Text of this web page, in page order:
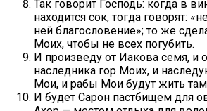
Так говорит Господь: когда в
находится сок, тогда говорят:
ней благословение»; то же
Моих, чтобы не всех погубить.
И произведу от Иакова семя, и
наследника гор Моих, и
Мои, и рабы Мои будут жить
И будет Сарон пастбищем для